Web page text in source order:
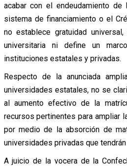
acabar con el endeudamiento
sistema de financiamiento o el
no establece gratuidad
universitaria ni define un
instituciones estatales y privadas.
Respecto de la anunciada
universidades estatales, no se
al aumento efectivo de la
recursos pertinentes para ampliar
por medio de la absorción de
universidades privadas que tendrán
A juicio de la vocera de la